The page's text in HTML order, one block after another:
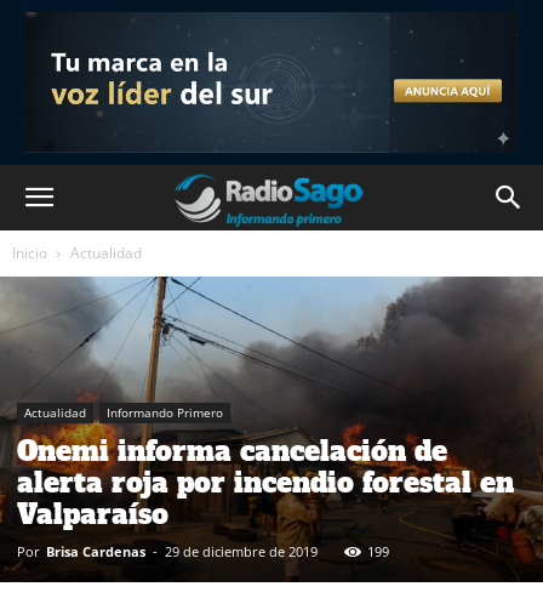
Inicio Actualidad
Actualidad Informando Primero
Onemi informa cancelación de
alerta roja por incendio forestal en
Valparaíso
Por Brisa Cardenas - 29 de diciembre de 2019 199